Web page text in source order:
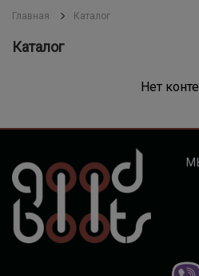
Главная Каталог
Каталог
Нет